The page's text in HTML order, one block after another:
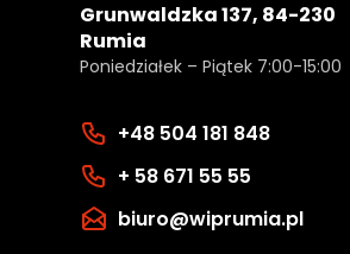
Grunwaldzka 137, 84-230
Rumia
Poniedziałek – Piątek 7:00-15:00
+48 504 181 848
+ 58 671 55 55
biuro@wiprumia.pl